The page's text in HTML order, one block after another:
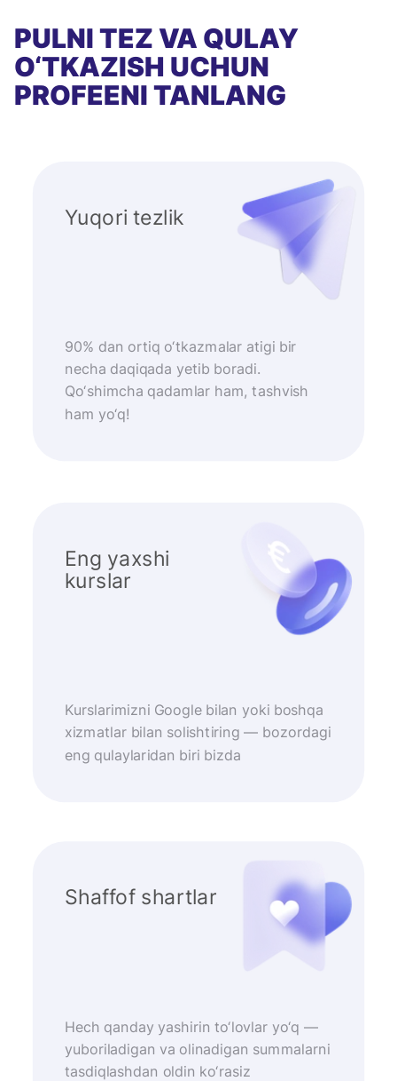
PULNI TEZ VA QULAY
O‘TKAZISH UCHUN
PROFEENI TANLANG
Yuqori tezlik
90% dan ortiq o‘tkazmalar atigi bir
necha daqiqada yetib boradi.
Qo‘shimcha qadamlar ham, tashvish
ham yo‘q!
Eng yaxshi
kurslar
Kurslarimizni Google bilan yoki boshqa
xizmatlar bilan solishtiring — bozordagi
eng qulaylaridan biri bizda
Shaffof shartlar
Hech qanday yashirin to‘lovlar yo‘q —
yuboriladigan va olinadigan summalarni
tasdiqlashdan oldin ko‘rasiz